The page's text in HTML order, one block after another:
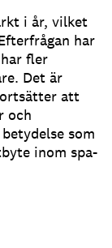
i år, vilket
har
fler
Det är
att
och
som
inom spa-